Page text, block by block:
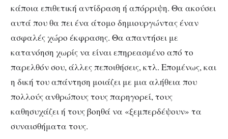
κάποια επιθετική αντίδραση ή απόρριψη. Θα ακούσει
αυτά που θα πει ένα άτομο δημιουργώντας έναν
ασφαλές χώρο έκφρασης. Θα απαντήσει με
κατανόηση χωρίς να είναι επηρεασμένο από το
παρελθόν σου, άλλες πεποιθήσεις, κτλ. Επομένως, και
η δική του απάντηση μοιάζει με μια αλήθεια που
πολλούς ανθρώπους τους παρηγορεί, τους
καθησυχάζει ή τους βοηθά να «ξεμπερδέψουν» τα
συναισθήματα τους.